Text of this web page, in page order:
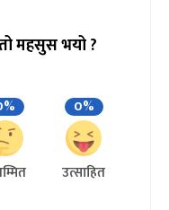
महसुस भयो ?
0%
उत्साहित